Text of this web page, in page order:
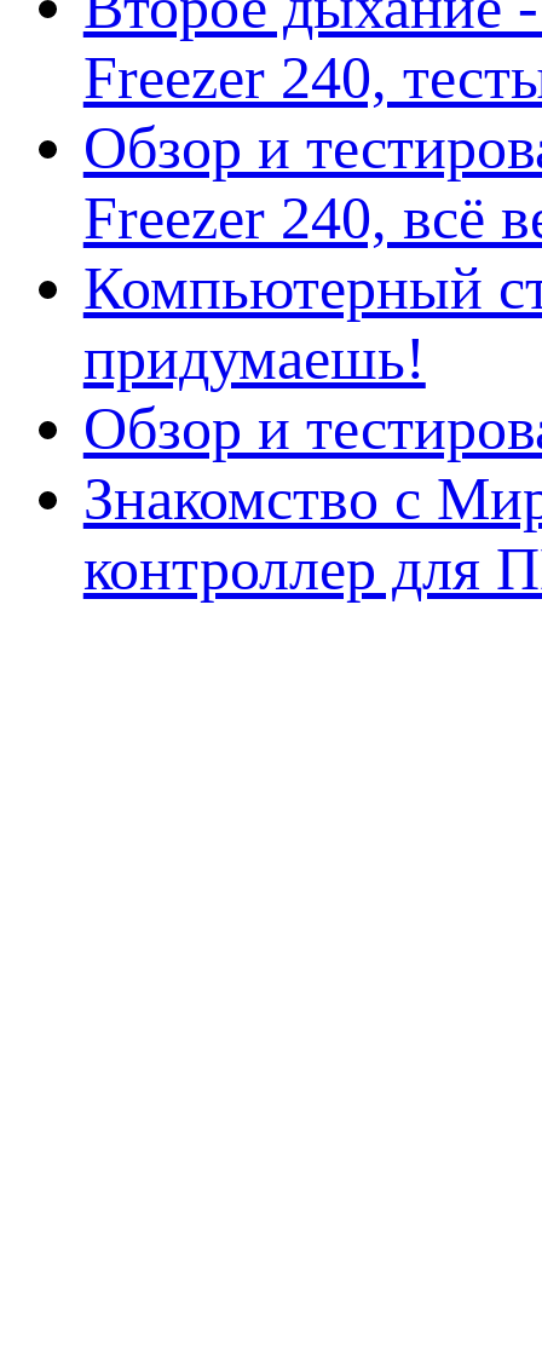
Freezer 240,
Обзор и
Freezer 240, всё
Компьютерный
придумаешь!
Обзор и
Знакомство с
контроллер для